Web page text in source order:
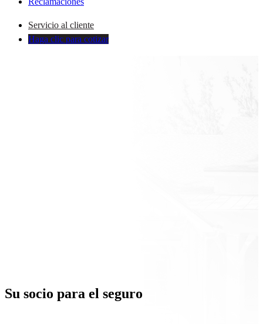
Servicio al cliente
Haga clic para cotizar
Su socio para el seguro